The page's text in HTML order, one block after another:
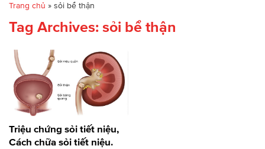
Trang chủ » sỏi bể thận
Tag Archives: sỏi bể thận
Triệu chứng sỏi tiết niệu,
Cách chữa sỏi tiết niệu.